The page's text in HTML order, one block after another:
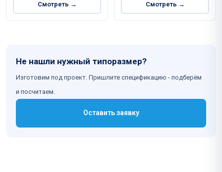
Смотреть → Смотреть →
Не нашли нужный типоразмер?
Изготовим под проект. Пришлите спецификацию - подберём
и посчитаем.
Оставить заявку